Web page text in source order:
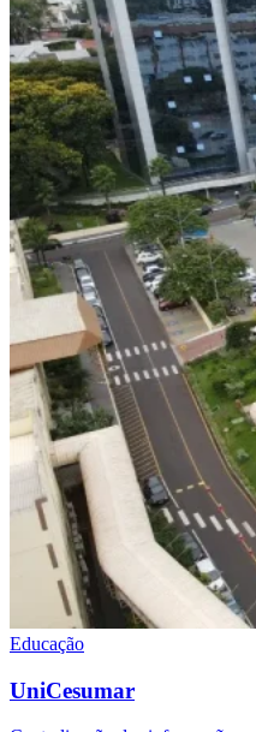
Educação
UniCesumar